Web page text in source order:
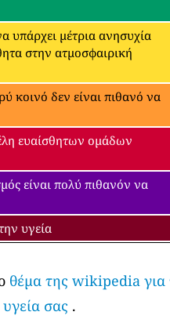
υπάρχει μέτρια ανησυχία
στην ατμοσφαιρική
κοινό δεν είναι πιθανό να
ευαίσθητων ομάδων
είναι πολύ πιθανόν να
υγεία
θέμα της wikipedia για
σας .